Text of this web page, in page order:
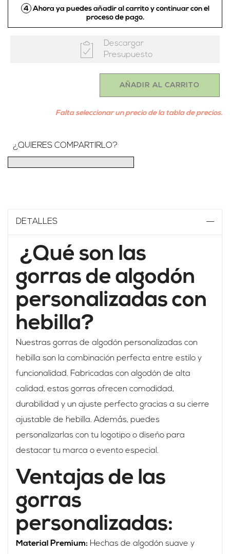
4 Ahora ya puedes añadir al carrito y continuar con el
proceso de pago.
Descargar
Presupuesto
AÑADIR AL CARRITO
Falta seleccionar un precio de la tabla de precios.
¿QUIERES COMPARTIRLO?
DETALLES
¿Qué son las
gorras de algodón
personalizadas con
hebilla?
Nuestras gorras de algodón personalizadas con
hebilla son la combinación perfecta entre estilo y
funcionalidad. Fabricadas con algodón de alta
calidad, estas gorras ofrecen comodidad,
durabilidad y un ajuste perfecto gracias a su cierre
ajustable de hebilla. Además, puedes
personalizarlas con tu logotipo o diseño para
destacar tu marca o evento especial.
Ventajas de las
gorras
personalizadas:
Material Premium: Hechas de algodón suave y